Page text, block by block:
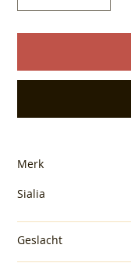
Merk
Sialia
Geslacht